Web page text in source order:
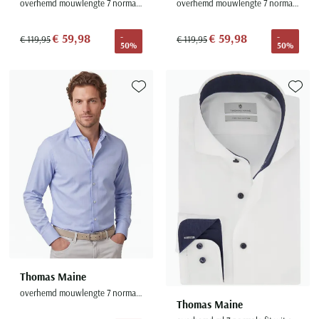
overhemd mouwlengte 7 normale fit wit effen 100% katoen
€ 119,95€ 59,98
-
50%
overhemd mouwlengte 7 normale fit wit uni katoen
€ 119,95€ 59,98
-
50%
Thomas Maine
overhemd mouwlengte 7 normale fit
Toevoegen aan favorieten
Thomas Maine